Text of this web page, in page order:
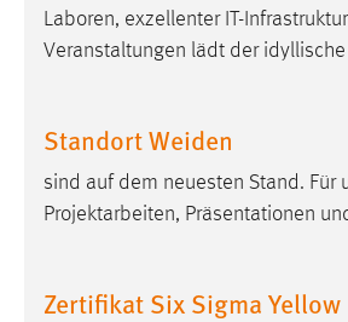
Laboren, exzellenter IT-
Veranstaltungen lädt der
Standort Weiden
sind auf dem neuesten Stand. Für
Projektarbeiten, Präsentationen
Zertifikat Six Sigma
Sitzungslaufzeit,
Jahre,
Name:
Zweck:
Dieser Cookie ist